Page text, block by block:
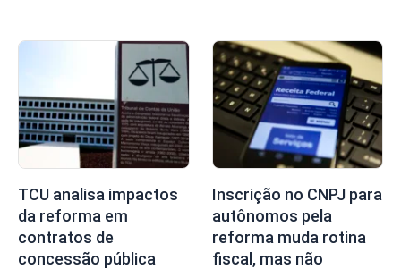
TCU analisa impactos
da reforma em
contratos de
concessão pública
Inscrição no CNPJ para
autônomos pela
reforma muda rotina
fiscal, mas não